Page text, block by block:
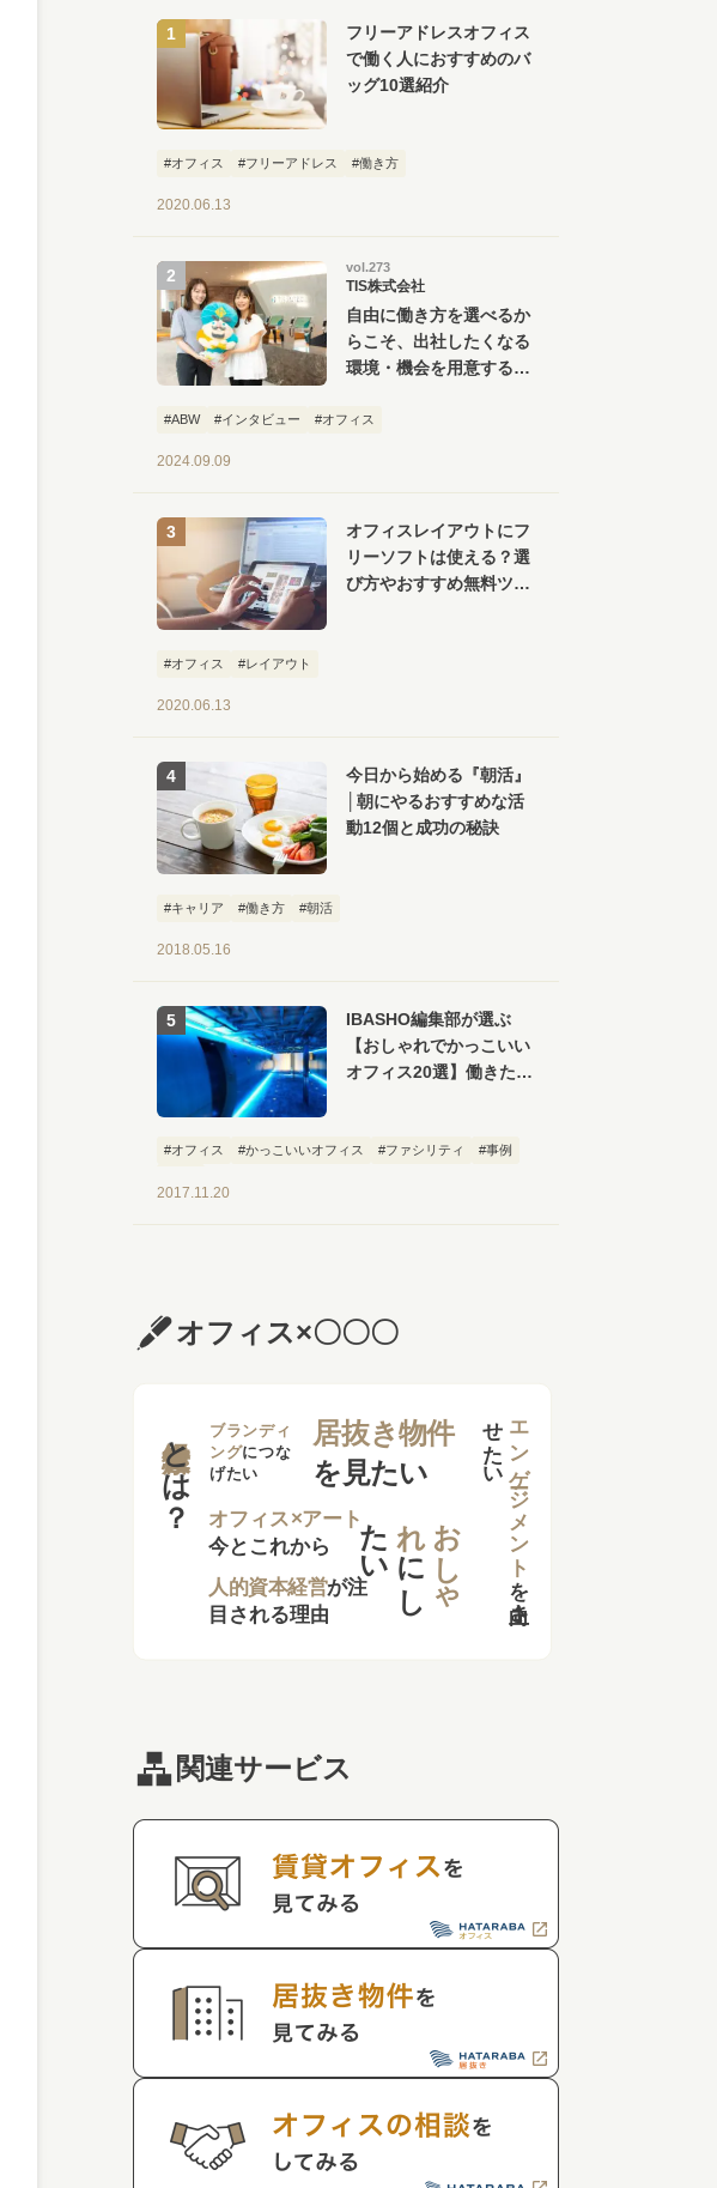
フリーアドレスオフィス
で働く人におすすめのバ
ッグ10選紹介
#オフィス #フリーアドレス #働き方
2020.06.13
vol.273
TIS株式会社
自由に働き方を選べるか
らこそ、出社したくなる
環境・機会を用意する。
ツアー
#ABW #インタビュー #オフィス
2024.09.09
オフィスレイアウトにフ
リーソフトは使える？選
び方やおすすめ無料ツー
#オフィス #レイアウト
2020.06.13
今日から始める『朝活』
│朝にやるおすすめな活
動12個と成功の秘訣
#キャリア #働き方 #朝活
2018.05.16
IBASHO編集部が選ぶ
【おしゃれでかっこいい
オフィス20選】働きたく
#オフィス #かっこいいオフィス #ファシリティ
#事例
2017.11.20
オフィス×〇〇〇
とは？
ブランディ
ングにつな
げたい
居抜き物件
を見たい
オフィス×アート
今とこれから
人的資本経営が注
目される理由
お
し
ゃ
れ
に
し
た
い エンゲージメント
を
向上さ
せ
た
い
関連サービス